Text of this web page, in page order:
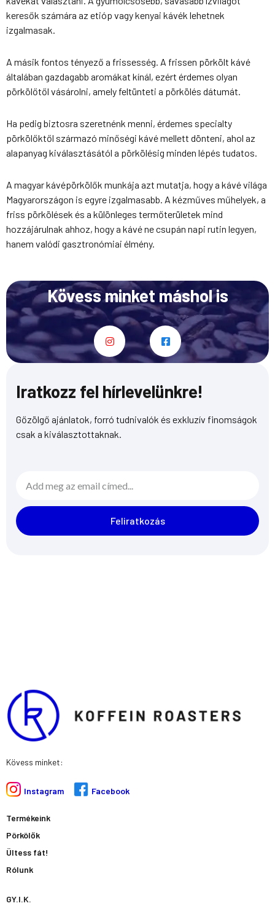
keresők számára az etióp vagy kenyai kávék lehetnek
izgalmasak.
A másik fontos tényező a frissesség. A frissen pörkölt kávé
általában gazdagabb aromákat kínál, ezért érdemes olyan
pörkölőtől vásárolni, amely feltünteti a pörkölés dátumát.
Ha pedig biztosra szeretnénk menni, érdemes specialty
pörkölőktől származó minőségi kávémellett dönteni, ahol az
alapanyag kiválasztásától a pörkölésig minden lépés tudatos.
A magyar kávépörkölők munkája azt mutatja, hogy a kávé világa
Magyarországon is egyre izgalmasabb. A kézműves műhelyek, a
friss pörkölések és a különleges termőterületek mind
hozzájárulnak ahhoz, hogy a kávé ne csupán napi rutin legyen,
hanem valódi gasztronómiai élmény.
Kövess minket máshol is
I
n
t
g
a
m
F
a
e
o
k
Iratkozz fel hírlevelünkre!
Gőzölgő ajánlatok, forró tudnivalók és exkluzív finomságok
csak a kiválasztottaknak.
Feliratkozás
Kövess minket:
Instagram Facebook
Termékeink
Pörkölők
Ültess fát!
Rólunk
GY.I.K.